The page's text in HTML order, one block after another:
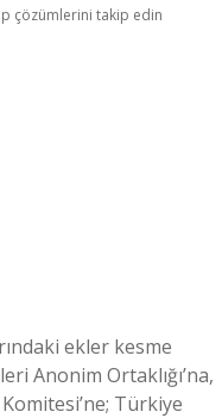
çözümlerini takip edin
ekler kesme
Anonim Ortaklığı’na,
Türkiye